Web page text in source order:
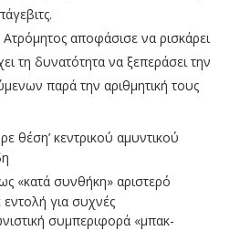
αποφάσισε να ρισκάρει
τη δυνατότητα να ξεπεράσει την
παρά την αριθμητική τους
θέση’ κεντρικού αμυντικού
«κατά συνθήκη» αριστερό
εντολή για συχνές
συμπεριφορά «μπακ-